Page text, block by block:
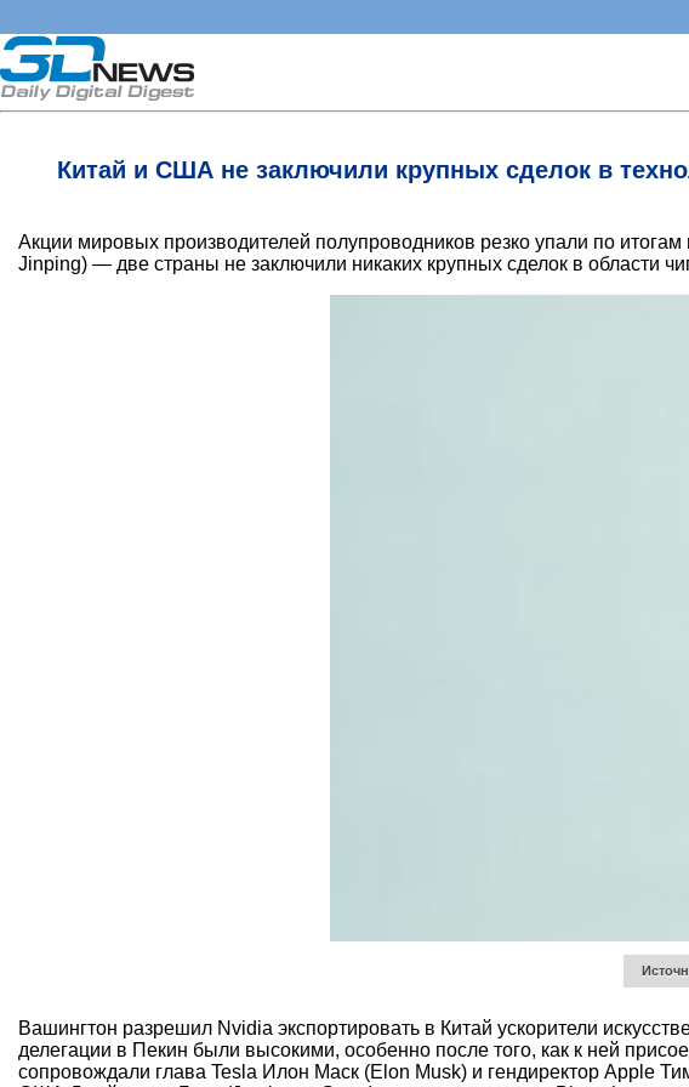
Китай и США не заключили крупных сделок в
Акции мировых производителей полупроводников резко упали по
Jinping) — две страны не заключили никаких крупных сделок в области
Вашингтон разрешил Nvidia экспортировать в Китай ускорители
делегации в Пекин были высокими, особенно после того, как к ней
сопровождали глава Tesla Илон Маск (Elon Musk) и гендиректор Apple